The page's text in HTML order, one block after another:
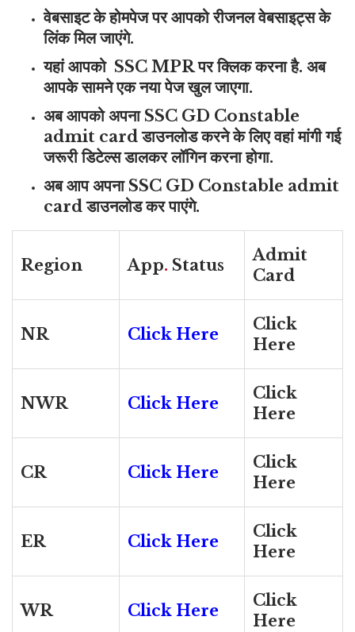
वेबसाइट के होमपेज पर आपको रीजनल वेबसाइट्स के
लिंक मिल जाएंगे.
यहां आपको SSC MPR पर क्लिक करना है. अब
आपके सामने एक नया पेज खुल जाएगा.
अब आपको अपना SSC GD Constable
admit card डाउनलोड करने के लिए वहां मांगी गई
जरूरी डिटेल्स डालकर लॉगिन करना होगा.
अब आप अपना SSC GD Constable admit
card डाउनलोड कर पाएंगे.
Region App. Status
Admit
Card
NR Click Here
Click
Here
NWR Click Here
Click
Here
CR Click Here
Click
Here
ER Click Here
Click
Here
WR Click Here
Click
Here